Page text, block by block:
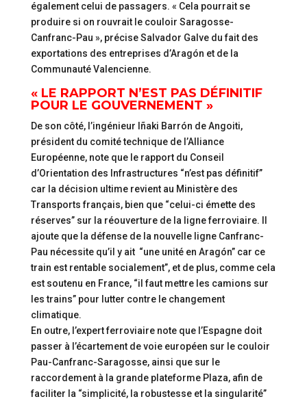
également celui de passagers. « Cela pourrait se
produire si on rouvrait le couloir Saragosse-
Canfranc-Pau », précise Salvador Galve du fait des
exportations des entreprises d’Aragón et de la
Communauté Valencienne.
« LE RAPPORT N’EST PAS DÉFINITIF
POUR LE GOUVERNEMENT »
De son côté, l’ingénieur Iñaki Barrón de Angoiti,
président du comité technique de l’Alliance
Européenne, note que le rapport du Conseil
d’Orientation des Infrastructures “n’est pas définitif”
car la décision ultime revient au Ministère des
Transports français, bien que “celui-ci émette des
réserves” sur la réouverture de la ligne ferroviaire. Il
ajoute que la défense de la nouvelle ligne Canfranc-
Pau nécessite qu’il y ait “une unité en Aragón” car ce
train est rentable socialement”, et de plus, comme cela
est soutenu en France, “il faut mettre les camions sur
les trains” pour lutter contre le changement
climatique.
En outre, l’expert ferroviaire note que l’Espagne doit
passer à l’écartement de voie européen sur le couloir
Pau-Canfranc-Saragosse, ainsi que sur le
raccordement à la grande plateforme Plaza, afin de
faciliter la “simplicité, la robustesse et la singularité”